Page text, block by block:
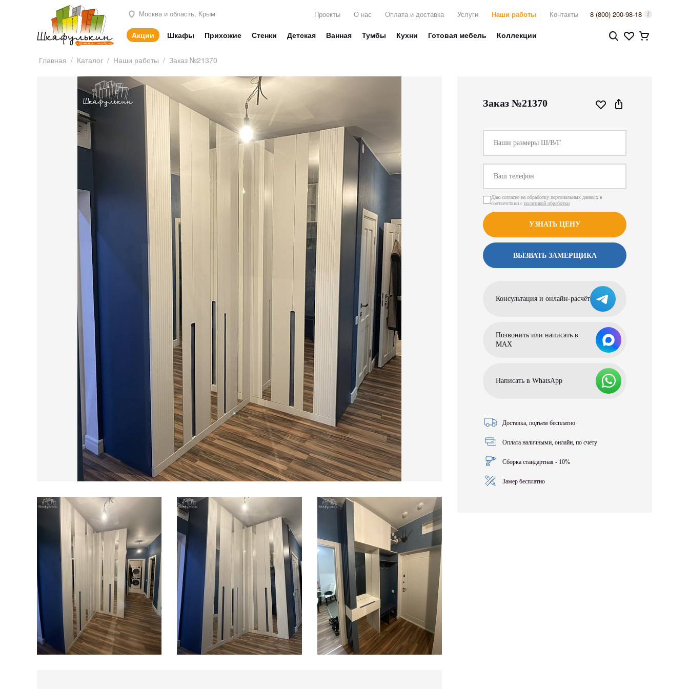
Москва и область, Крым Проекты О нас Оплата и доставка Услуги Наши работы Контакты 8 (800) 200-98-18
Акции Шкафы Прихожие Стенки Детская Ванная Тумбы Кухни Готовая мебель Коллекции
Главная / Каталог / Наши работы / Заказ №21370
Заказ №21370
Даю согласие на обработку персональных данных в
соответствии с политикой обработки
УЗНАТЬ ЦЕНУ
ВЫЗВАТЬ ЗАМЕРЩИКА
Консультация и онлайн-расчёт
Позвонить или написать в
МАХ
Написать в WhatsApp
Доставка, подъем бесплатно
Оплата наличными, онлайн, по счету
Сборка стандартная - 10%
Замер бесплатно